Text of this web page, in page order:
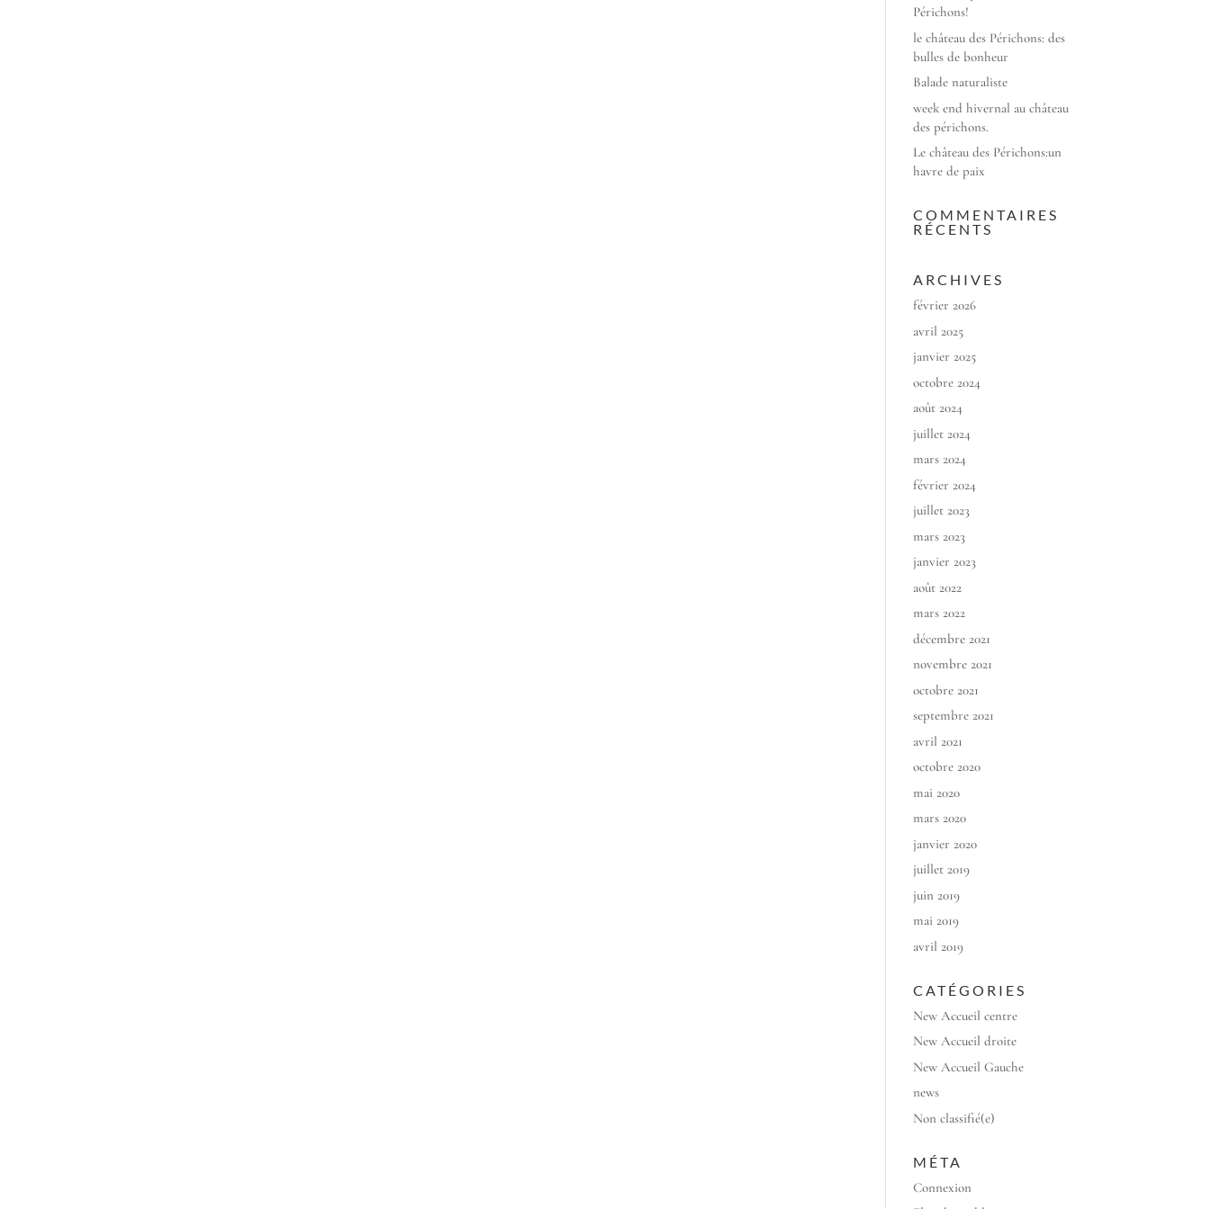
Périchons!
le château des Périchons: des
bulles de bonheur
Balade naturaliste
week end hivernal au château
des périchons.
Le château des Périchons:un
havre de paix
COMMENTAIRES
RÉCENTS
ARCHIVES
février 2026
avril 2025
janvier 2025
octobre 2024
août 2024
juillet 2024
mars 2024
février 2024
juillet 2023
mars 2023
janvier 2023
août 2022
mars 2022
décembre 2021
novembre 2021
octobre 2021
septembre 2021
avril 2021
octobre 2020
mai 2020
mars 2020
janvier 2020
juillet 2019
juin 2019
mai 2019
avril 2019
CATÉGORIES
New Accueil centre
New Accueil droite
New Accueil Gauche
news
Non classifié(e)
MÉTA
Connexion